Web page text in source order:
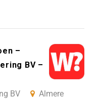
–
BV –
BV
Almere